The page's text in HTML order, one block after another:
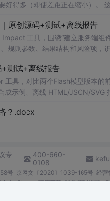
好得多（即使差距正在缩小）。
原创源码+测试+离线报告
工具，围绕“建立服务端组
规则参数、结果结构和风险项，
品或开源项目源码、Logo、官
+测试+离线报告
具，对比两个Flash模型版本的
成示例、离线 HTML/JSON/SVG
？.docx
专
400-660-
0108
号 京网文〔2020〕1039-165号 经营
中心 Chrome商店下载 账号管理规范 版